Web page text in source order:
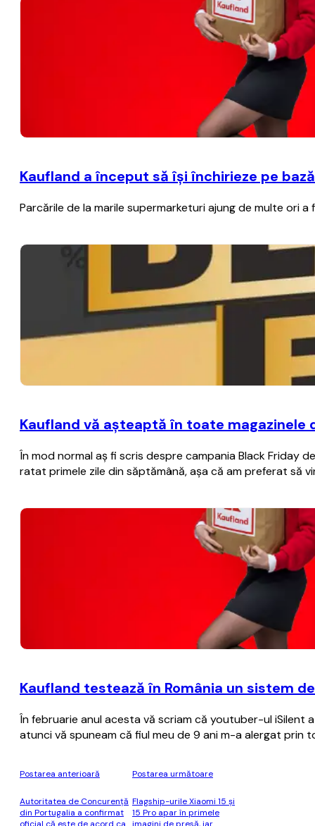
Kaufland a început să îşi închirieze pe
Parcările de la marile supermarketuri ajung de multe ori
Kaufland vă aşteaptă în toate magazinele
În mod normal aş fi scris despre campania Black Friday
ratat primele zile din săptămână, aşa că am preferat să
Kaufland testează în România un sistem
În februarie anul acesta vă scriam că youtuber-ul iSilent
atunci vă spuneam că fiul meu de 9 ani m-a alergat prin
Postarea anterioară
Autoritatea de Concurenţă
din Portugalia a confirmat
oficial că este de acord ca
Postarea următoare
Flagship-urile Xiaomi 15 şi
15 Pro apar în primele
imagini de presă, iar